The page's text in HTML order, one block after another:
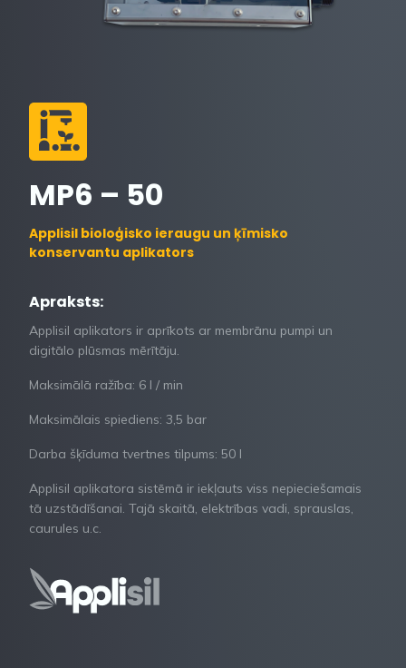
MP6 – 50
Applisil bioloģisko ieraugu un ķīmisko
konservantu aplikators
Apraksts:
Applisil aplikators ir aprīkots ar membrānu pumpi un
digitālo plūsmas mērītāju.
Maksimālā ražība: 6 l / min
Maksimālais spiediens: 3,5 bar
Darba šķīduma tvertnes tilpums: 50 l
Applisil aplikatora sistēmā ir iekļauts viss nepieciešamais
tā uzstādīšanai. Tajā skaitā, elektrības vadi, sprauslas,
caurules u.c.